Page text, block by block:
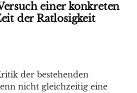
einer konkreten
der Ratlosigkeit
der bestehenden
nicht gleichzeitig eine